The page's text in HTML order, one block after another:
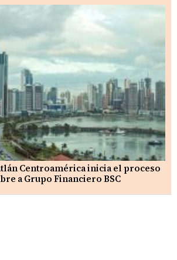
Centroamérica inicia el proceso
a Grupo Financiero BSC